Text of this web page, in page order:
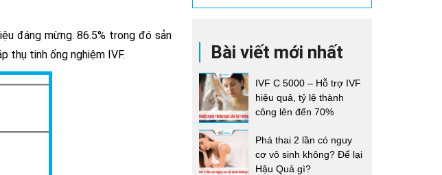
đáng mừng. 86.5% trong đó sản
thụ tinh ống nghiệm IVF.
Bài viết mới nhất
IVF C 5000 – Hỗ trợ IVF
hiệu quả, tỷ lệ thành
công lên đến 70%
Phá thai 2 lần có nguy
cơ vô sinh không? Để lại
Hậu Quả gì?